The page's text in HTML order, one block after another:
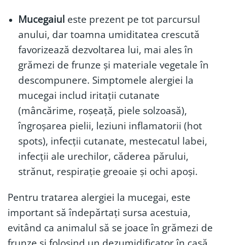
Mucegaiul este prezent pe tot parcursul
anului, dar toamna umiditatea crescută
favorizează dezvoltarea lui, mai ales în
grămezi de frunze și materiale vegetale în
descompunere. Simptomele alergiei la
mucegai includ iritații cutanate
(mâncărime, roșeață, piele solzoasă),
îngroșarea pielii, leziuni inflamatorii (hot
spots), infecții cutanate, mestecatul labei,
infecții ale urechilor, căderea părului,
strănut, respirație greoaie și ochi apoși.
Pentru tratarea alergiei la mucegai, este
important să îndepărtați sursa acestuia,
evitând ca animalul să se joace în grămezi de